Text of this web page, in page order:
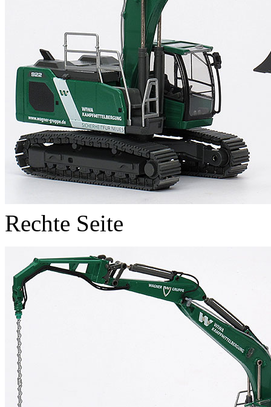
Rechte Seite